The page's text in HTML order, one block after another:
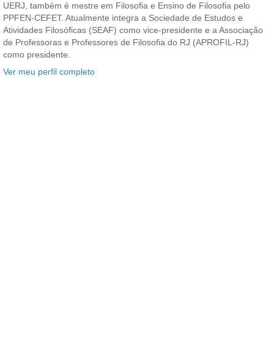
UERJ, também é mestre em Filosofia e Ensino de Filosofia pelo
PPFEN-CEFET. Atualmente integra a Sociedade de Estudos e
Atividades Filosóficas (SEAF) como vice-presidente e a Associação
de Professoras e Professores de Filosofia do RJ (APROFIL-RJ)
como presidente.
Ver meu perfil completo